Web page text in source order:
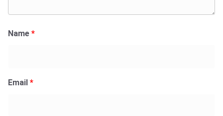
Name *
Email *